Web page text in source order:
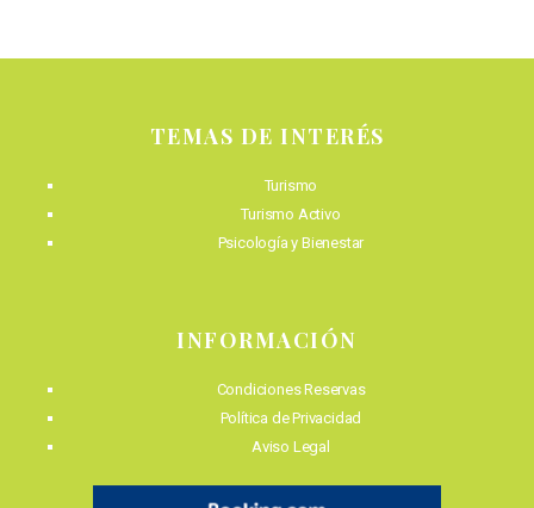
TEMAS DE INTERÉS
Turismo
Turismo Activo
Psicología y Bienestar
INFORMACIÓN
Condiciones Reservas
Política de Privacidad
Aviso Legal